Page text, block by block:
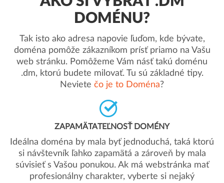
DOMÉNU?
Tak isto ako adresa napovie ľuďom, kde bývate,
doména pomôže zákazníkom prísť priamo na Vašu
web stránku. Pomôžeme Vám násť takú doménu
.dm, ktorú budete milovať. Tu sú základné tipy.
Neviete čo je to Doména?
ZAPAMÄTATEĽNOSŤ DOMÉNY
Ideálna doména by mala byť jednoduchá, taká ktorú
si návštevník ľahko zapamätá a zároveň by mala
súvisieť s Vašou ponukou. Ak má webstránka mať
profesionálny charakter, vyberte si nejaký